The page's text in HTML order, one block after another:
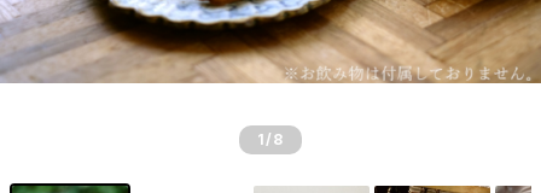
1 /8